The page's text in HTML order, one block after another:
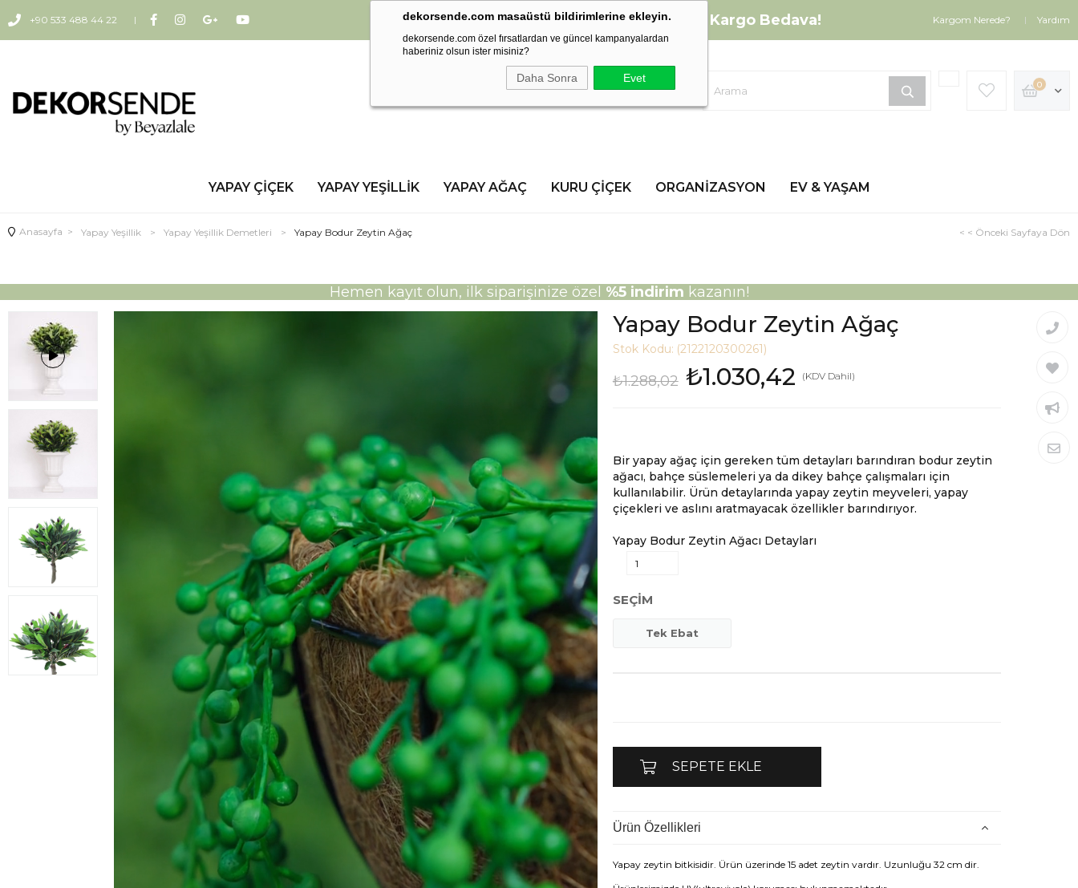
dekorsende.com masaüstü bildirimlerine ekleyin.
dekorsende.com özel fırsatlardan ve güncel kampanyalardan
haberiniz olsun ister misiniz?
Daha Sonra Evet
+90 533 488 44 22 2000 TL ve üzeri alışverişlerinizde Kargo Bedava! Yardım
Kargom Nerede?
0
YAPAY ÇIÇEK YAPAY YEŞILLIK YAPAY AĞAÇ KURU ÇIÇEK ORGANIZASYON EV & YAŞAM
Anasayfa > Yapay Yeşillik > Yapay Yeşillik Demetleri > Yapay Bodur Zeytin Ağaç < < Önceki Sayfaya Dön
Hemen kayıt olun, ilk siparişinize özel %5 indirim kazanın!
Yapay Bodur Zeytin Ağaç
Stok Kodu: (2122120300261)
₺1.288,02 ₺1.030,42 (KDV Dahil)
Bir yapay ağaç için gereken tüm detayları barındıran bodur zeytin
ağacı, bahçe süslemeleri ya da dikey bahçe çalışmaları için
kullanılabilir. Ürün detaylarında yapay zeytin meyveleri, yapay
çiçekleri ve aslını aratmayacak özellikler barındırıyor.
Yapay Bodur Zeytin Ağacı Detayları
SEÇIM
Tek Ebat
Ürün Özellikleri
Yapay zeytin bitkisidir. Ürün üzerinde 15 adet zeytin vardır. Uzunluğu 32 cm dir.